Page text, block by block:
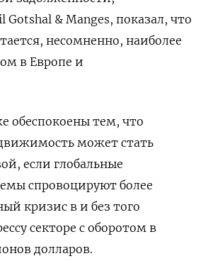
Gotshal & Manges, показал, что
несомненно, наиболее
в Европе и
обеспокоены тем, что
может стать
если глобальные
спровоцируют более
кризис в и без того
секторе с оборотом в
долларов.